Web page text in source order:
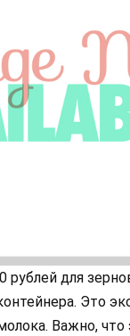
для
Это
Важно,